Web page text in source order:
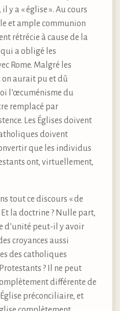
y a « église ». Au cours
et ample communion
rétrécie à cause de la
a obligé les
Rome. Malgré les
on aurait pu et dû
l’œcuménisme du
remplacé par
Les Églises doivent
doivent
que les individus
ont, virtuellement,
tout ce discours « de
Et la doctrine ? Nulle part,
d’unité peut-il y avoir
croyances aussi
des catholiques
? Il ne peut
différente de
préconciliaire, et